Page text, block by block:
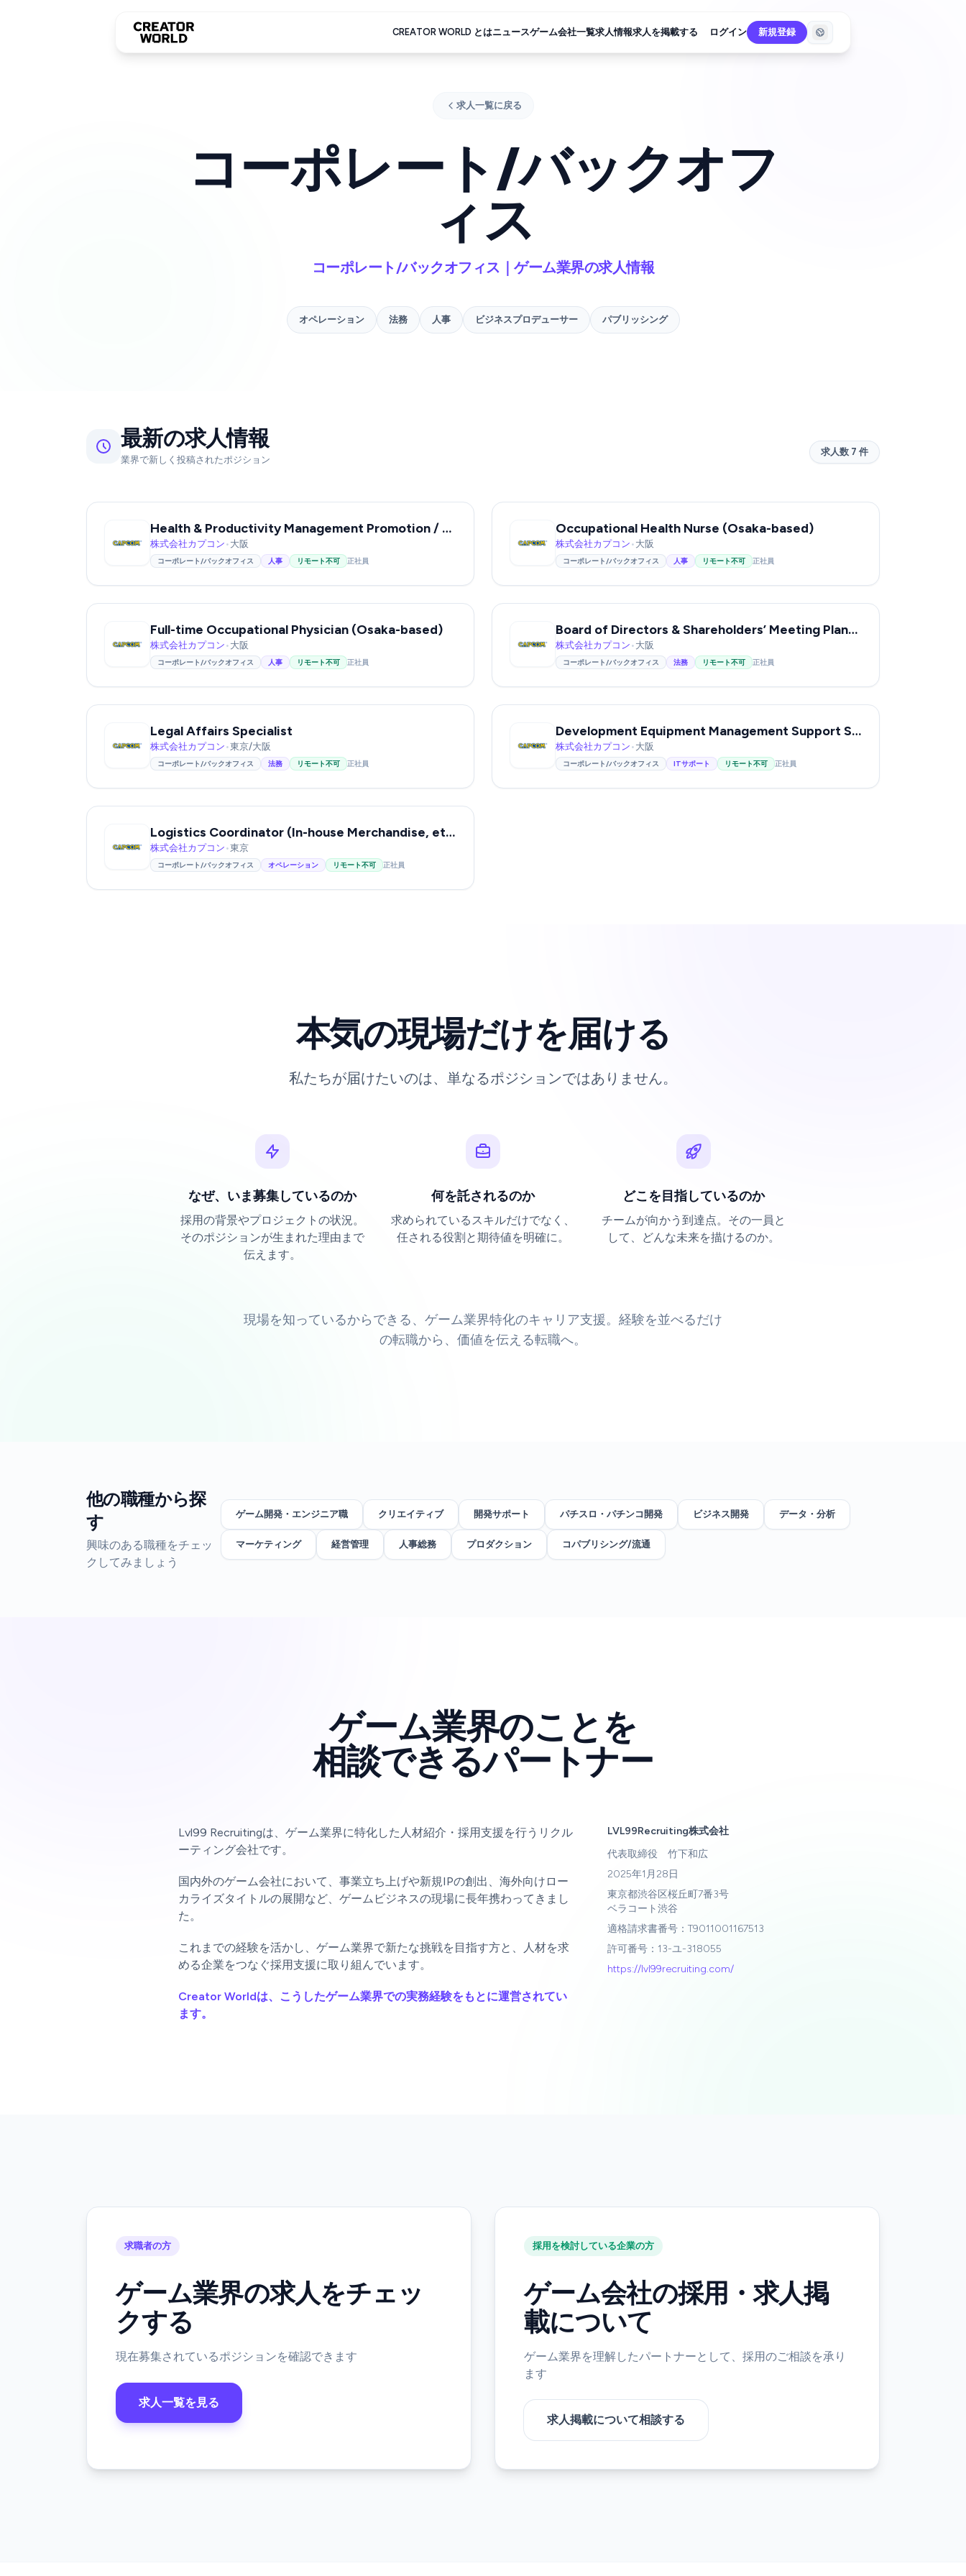
CREATOR WORLD とはニュースゲーム会社一覧求人情報求人を掲載する ログイン 新規登録
求人一覧に戻る
コーポレート/バックオフ
ィス
コーポレート/バックオフィス｜ゲーム業界の求人情報
オペレーション 法務 人事 ビジネスプロデューサー パブリッシング
最新の求人情報
業界で新しく投稿されたポジション
求人数 7 件
Health & Productivity Management Promotion / Labor Relations Specialist
株式会社カプコン • 大阪
コーポレート/バックオフィス 人事 リモート不可 正社員
Occupational Health Nurse (Osaka-based)
株式会社カプコン • 大阪
コーポレート/バックオフィス 人事 リモート不可 正社員
Full-time Occupational Physician (Osaka-based)
株式会社カプコン • 大阪
コーポレート/バックオフィス 人事 リモート不可 正社員
Board of Directors & Shareholders’ Meeting Planning and Operations / Corporate Governance Specialist
株式会社カプコン • 大阪
コーポレート/バックオフィス 法務 リモート不可 正社員
Legal Affairs Specialist
株式会社カプコン •東京/大阪
コーポレート/バックオフィス 法務 リモート不可 正社員
Development Equipment Management Support Specialist
株式会社カプコン • 大阪
コーポレート/バックオフィス ITサポート リモート不可 正社員
Logistics Coordinator (In-house Merchandise, etc.)
株式会社カプコン •東京
コーポレート/バックオフィス オペレーション リモート不可 正社員
本気の現場だけを届ける
私たちが届けたいのは、単なるポジションではありません。
なぜ、いま募集しているのか
採用の背景やプロジェクトの状況。
そのポジションが生まれた理由まで
伝えます。
何を託されるのか
求められているスキルだけでなく、
任される役割と期待値を明確に。
どこを目指しているのか
チームが向かう到達点。その一員と
して、どんな未来を描けるのか。
現場を知っているからできる、ゲーム業界特化のキャリア支援。経験を並べるだけ
の転職から、価値を伝える転職へ。
他の職種から探
す
興味のある職種をチェッ
クしてみましょう
ゲーム開発・エンジニア職 クリエイティブ 開発サポート パチスロ・パチンコ開発 ビジネス開発 データ・分析
マーケティング 経営管理 人事総務 プロダクション コパブリシング/流通
ゲーム業界のことを
相談できるパートナー
Lvl99 Recruitingは、ゲーム業界に特化した人材紹介・採用支援を行うリクル
ーティング会社です。
国内外のゲーム会社において、事業立ち上げや新規IPの創出、海外向けロー
カライズタイトルの展開など、ゲームビジネスの現場に長年携わってきまし
た。
これまでの経験を活かし、ゲーム業界で新たな挑戦を目指す方と、人材を求
める企業をつなぐ採用支援に取り組んでいます。
Creator Worldは、こうしたゲーム業界での実務経験をもとに運営されてい
ます。
LVL99Recruiting株式会社
代表取締役 竹下和広
2025年1月28日
東京都渋谷区桜丘町7番3号
ベラコート渋谷
適格請求書番号：T9011001167513
許可番号：13-ユ-318055
https://lvl99recruiting.com/
求職者の方
ゲーム業界の求人をチェッ
クする
現在募集されているポジションを確認できます
求人一覧を見る
採用を検討している企業の方
ゲーム会社の採用・求人掲
載について
ゲーム業界を理解したパートナーとして、採用のご相談を承り
ます
求人掲載について相談する